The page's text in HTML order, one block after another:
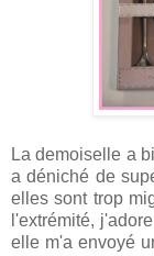
La demoiselle a
a déniché de
elles sont trop
l'extrémité,
elle m'a envoyé